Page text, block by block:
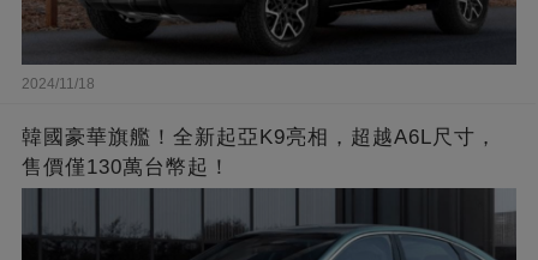
2024/11/18
韓國豪華旗艦！全新起亞K9亮相，超越A6L尺寸，
售價僅130萬台幣起！